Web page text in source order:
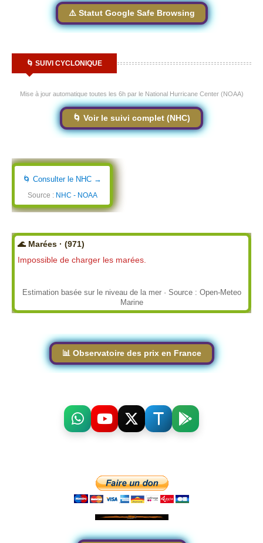
⚠️ Statut Google Safe Browsing
🌀 SUIVI CYCLONIQUE
Mise à jour automatique toutes les 6h par le National Hurricane Center (NOAA)
🌀 Voir le suivi complet (NHC)
🌀 Consulter le NHC →
Source : NHC - NOAA
🌊 Marées · (971)
Impossible de charger les marées.
Estimation basée sur le niveau de la mer · Source : Open-Meteo
Marine
📊 Observatoire des prix en France